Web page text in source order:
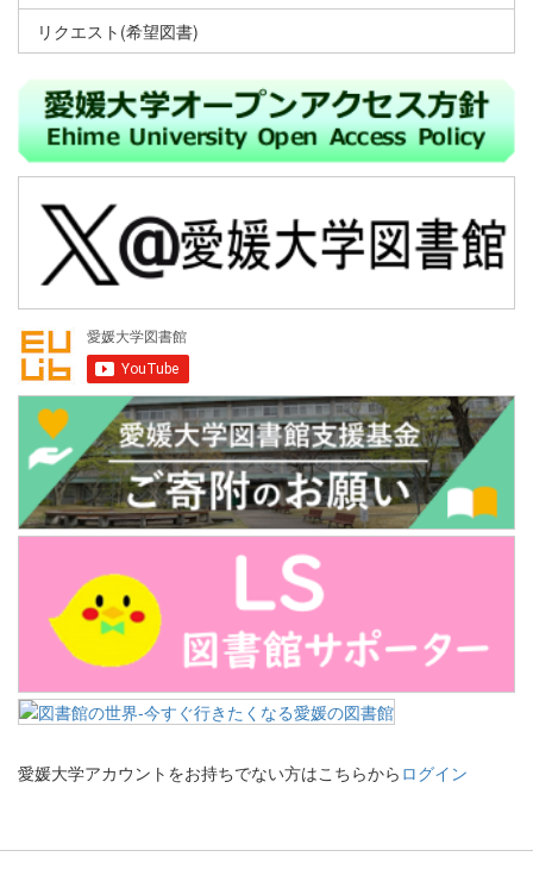
リクエスト(希望図書)
愛媛大学アカウントをお持ちでない方はこちらから ログイン